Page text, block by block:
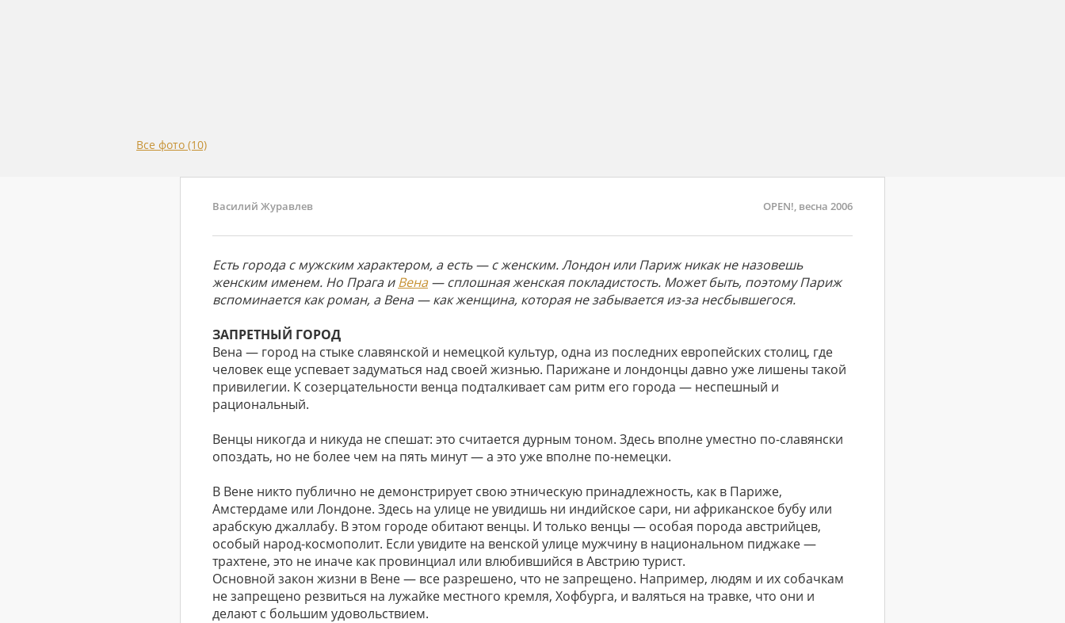
Все фото (10)
Василий Журавлев OPEN!, весна 2006
Есть города с мужским характером, а есть — с женским. Лондон или Париж никак не назовешь
женским именем. Но Прага иВена— сплошная женская покладистость. Может быть, поэтому Париж
вспоминается как роман, а Вена — как женщина, которая не забывается из-за несбывшегося.
ЗАПРЕТНЫЙ ГОРОД
Вена — город на стыке славянской и немецкой культур, одна из последних европейских столиц, где
человек еще успевает задуматься над своей жизнью. Парижане и лондонцы давно уже лишены такой
привилегии. К созерцательности венца подталкивает сам ритм его города — неспешный и
рациональный.
Венцы никогда и никуда не спешат: это считается дурным тоном. Здесь вполне уместно по-славянски
опоздать, но не более чем на пять минут — а это уже вполне по-немецки.
В Вене никто публично не демонстрирует свою этническую принадлежность, как в Париже,
Амстердаме или Лондоне. Здесь на улице не увидишь ни индийское сари, ни африканское бубу или
арабскую джаллабу. В этом городе обитают венцы. И только венцы — особая порода австрийцев,
особый народ-космополит. Если увидите на венской улице мужчину в национальном пиджаке —
трахтене, это не иначе как провинциал или влюбившийся в Австрию турист.
Основной закон жизни в Вене — все разрешено, что не запрещено. Например, людям и их собачкам
не запрещено резвиться на лужайке местного кремля, Хофбурга, и валяться на травке, что они и
делают с большим удовольствием.